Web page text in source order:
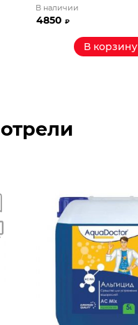
В наличии
4850₽
В корзину